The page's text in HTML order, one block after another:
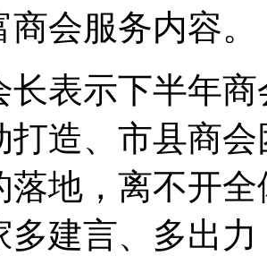
会服务内容。
长表示下半年
打造、市县商
落地，离不开
多建言、多出